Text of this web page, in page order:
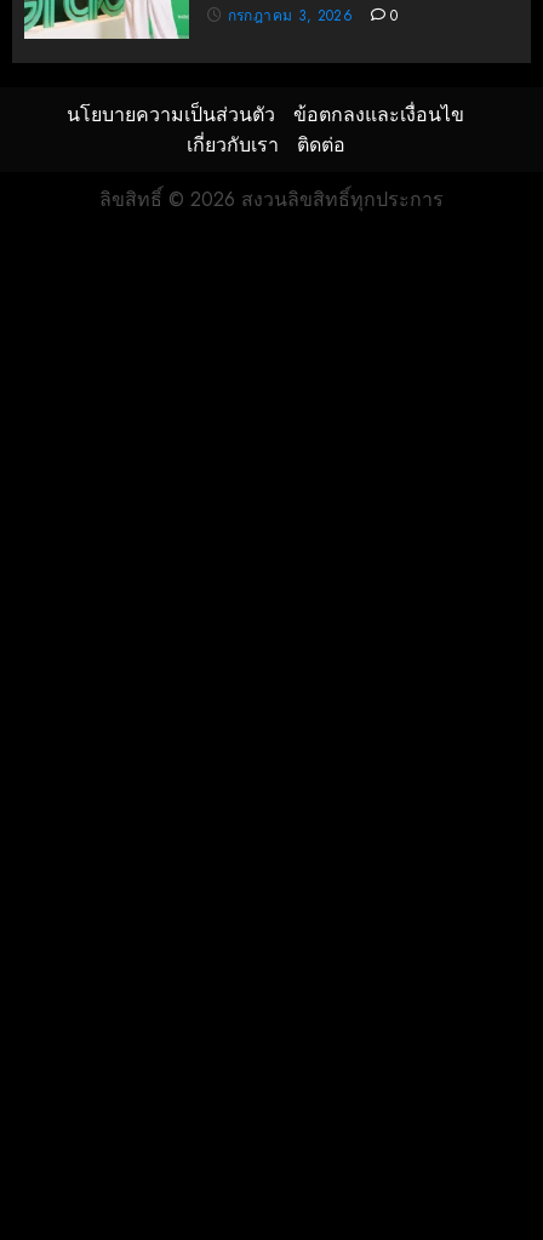
กรกฎาคม 3, 2026 0
นโยบายความเป็นส่วนตัว
ข้อตกลงและเงื่อนไข
เกี่ยวกับเรา
ติดต่อ
ลิขสิทธิ์ © 2026 สงวนลิขสิทธิ์ทุกประการ